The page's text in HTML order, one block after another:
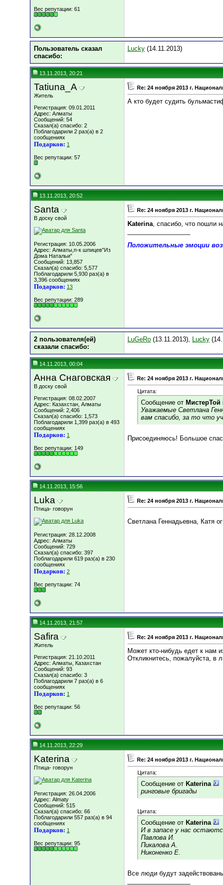
Вес репутации: 61
Пользователь сказал
cпасибо:
Luсky (14.11.2013)
13.11.2013, 20:21
Tatiuna_A
Житель
Регистрация: 09.01.2011
Адрес: Алматы
Сообщений: 54
Сказал(а) спасибо: 2
Поблагодарили 2 раз(а) в 2
сообщениях
Подарков: 1
Вес репутации: 57
Re: 24 ноября 2013 г.
А кто будет судить
13.11.2013, 20:52
Santa
В доску свой
Регистрация: 10.05.2006
Адрес: Алматы,п-к шпицев"Из
Дома Натальи"
Сообщений: 13,857
Сказал(а) спасибо: 5,577
Поблагодарили 5,930 раз(а) в
3,396 сообщениях
Подарков: 13
Вес репутации: 289
Re: 24 ноября 2013 г.
Katerina, спасибо, что пошли
Положительные эмоции
2 пользователя(ей)
сказали cпасибо:
LuGeRo (13.11.2013), Luсky
14.11.2013, 00:04
Анна Снаговская
В доску свой
Регистрация: 08.02.2007
Адрес: Казахстан, Алматы
Сообщений: 2,406
Сказал(а) спасибо: 1,573
Поблагодарили 1,399 раз(а) в 493
сообщениях
Подарков: 1
Вес репутации: 149
Re: 24 ноября 2013 г.
Цитата:
Сообщение от МистерТой
Уважаемые Светлана
вам спасибо, за то что
Присоединяюсь! Большое
14.11.2013, 15:56
Luka
Птица- говорун
Регистрация: 28.12.2008
Адрес: Алматы
Сообщений: 729
Сказал(а) спасибо: 397
Поблагодарили 619 раз(а) в 230
сообщениях
Подарков: 2
Вес репутации: 74
Re: 24 ноября 2013 г.
Светлана Геннадьевна, Катя
14.11.2013, 21:57
Safira
Житель
Регистрация: 21.10.2011
Адрес: Алматы, Казахстан
Сообщений: 93
Сказал(а) спасибо: 3
Поблагодарили 7 раз(а) в 6
сообщениях
Подарков: 1
Вес репутации: 56
Re: 24 ноября 2013 г.
Может кто-нибудь едет к нам
Откликнитесь, пожалуйста, в
14.11.2013, 22:29
Katerina
Птица- говорун
Регистрация: 26.04.2006
Адрес: Almaty
Сообщений: 515
Сказал(а) спасибо: 66
Поблагодарили 557 раз(а) в 94
сообщениях
Подарков: 1
Вес репутации: 95
Re: 24 ноября 2013 г.
Цитата:
Сообщение от Katerina
ринговые бригады
Цитата:
Сообщение от Katerina
И в запасе у нас
Павлова И.
Пикалова А.
Никоненко Е.
Все люди будут